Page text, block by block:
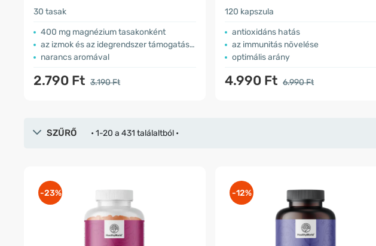
30 tasak
400 mg magnézium tasakonként
az izmok és az idegrendszer támogatására
narancs aromával
2.790 Ft 3.190 Ft
120 kapszula
antioxidáns hatás
az immunitás növelése
optimális arány
4.990 Ft 6.990 Ft
SZŰRŐ • 1-20 a 431 találaltból •
-23% -12%